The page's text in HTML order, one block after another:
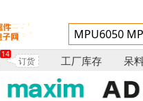
14
订货 工厂库存 呆